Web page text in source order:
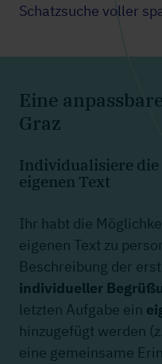
Schatzsuche voller
Eine
Graz
Individualisiere
eigenen Text
Ihr habt die
eigenen Text zu
Beschreibung der
individueller
letzten Aufgabe ein
hinzugefügt werden
eine gemeinsame